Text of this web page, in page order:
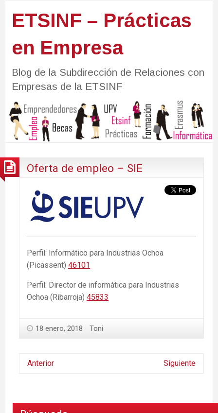
ETSINF – Prácticas
en Empresa
Blog de la Subdirección de Relaciones con
Empresas de la ETSINF
Oferta de empleo – SIE
Perfil: Informático para Industrias Ochoa
(Picassent) 46101
Perfil: Director de informática para Industrias
Ochoa (Ribarroja) 45833
18 enero, 2018 Toni
Anterior Siguiente